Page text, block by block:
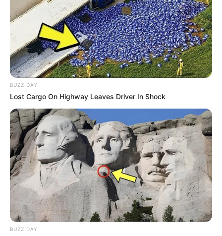
2) Corte vários pedaços de feltro colorido em
formato de gota e cole-os sobre a capa.
BUZZ DAY
Lost Cargo On Highway Leaves Driver In Shock
BUZZ DAY